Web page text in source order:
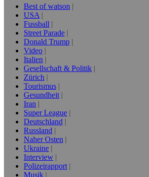
Best of watson
USA
Fussball
Street Parade
Donald Trump
Video
Italien
Gesellschaft & Politik
Zürich
Tourismus
Gesundheit
Iran
Super League
Deutschland
Russland
Naher Osten
Ukraine
Interview
Polizeirapport
Musik